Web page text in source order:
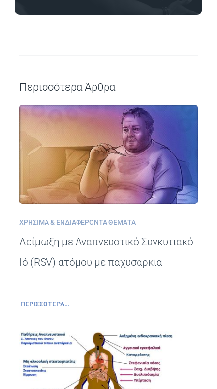
Περισσότερα Άρθρα
ΧΡΉΣΙΜΑ & ΕΝΔΙΑΦΈΡΟΝΤΑ ΘΈΜΑΤΑ
Λοίμωξη με Αναπνευστικό Συγκυτιακό
Ιό (RSV) ατόμου με παχυσαρκία
ΠΕΡΙΣΣΌΤΕΡΑ…